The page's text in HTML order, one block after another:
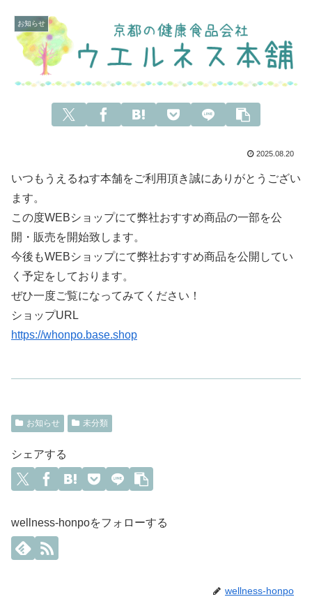
お知らせ
2025.08.20
いつもうえるねす本舗をご利用頂き誠にありがとうござい
ます。
この度WEBショップにて弊社おすすめ商品の一部を公
開・販売を開始致します。
今後もWEBショップにて弊社おすすめ商品を公開してい
く予定をしております。
ぜひ一度ご覧になってみてください！
ショップURL
https://whonpo.base.shop
お知らせ 未分類
シェアする
wellness-honpoをフォローする
wellness-honpo